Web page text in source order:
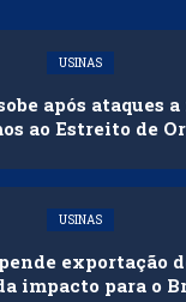
USINAS
após ataques
ao Estreito de
USINAS
exportação
impacto para o